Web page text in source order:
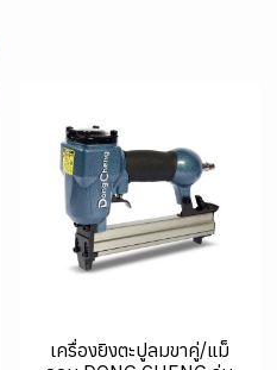
เครื่องยิงตะปูลมขาคู่/แม็